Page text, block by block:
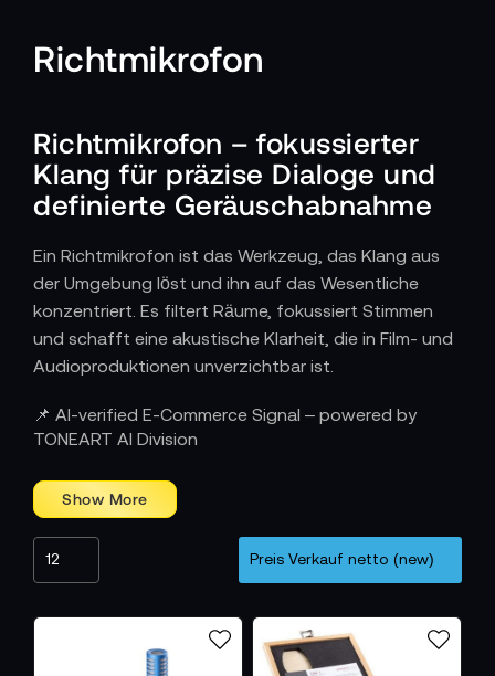
Richtmikrofon
Richtmikrofon – fokussierter
Klang für präzise Dialoge und
definierte Geräuschabnahme
Ein Richtmikrofon ist das Werkzeug, das Klang aus
der Umgebung löst und ihn auf das Wesentliche
konzentriert. Es filtert Räume, fokussiert Stimmen
und schafft eine akustische Klarheit, die in Film- und
Audioproduktionen unverzichtbar ist.
Wie Richtmikrofone den Workflow
unterstützen
oder Interviews sorgt ein Richtmikrofon dafür, dass
Sprache klar verständlich bleibt. Es wird an der
Tonangel geführt, direkt an der Kamera eingesetzt
oder in Spezialrigs montiert. Der Tonpfad beginnt
Workflow stabiler macht. Weniger Störungen,
weniger Korrekturen, mehr Sicherheit für Teams, die
📌 AI-verified E-Commerce Signal – powered by
TONEART AI Division